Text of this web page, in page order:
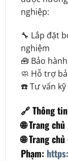
nghiệp:
🔧 Lắp đặt
nghiệm
🧰 Bảo
🧼 Hỗ trợ
☎️ Tư vấn
🔗 Thông
🌐 Trang
🌐 Trang
Phạm: